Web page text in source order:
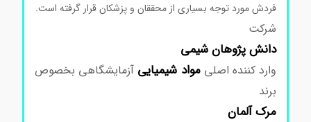
فردش مورد توجه بسیاری از محققان و پزشکان قرار گرفته است.
شرکت
دانش پژوهان شیمی
وارد کننده اصلیموادشیمیاییآزمایشگاهی بخصوص
برند
مرکآلمان